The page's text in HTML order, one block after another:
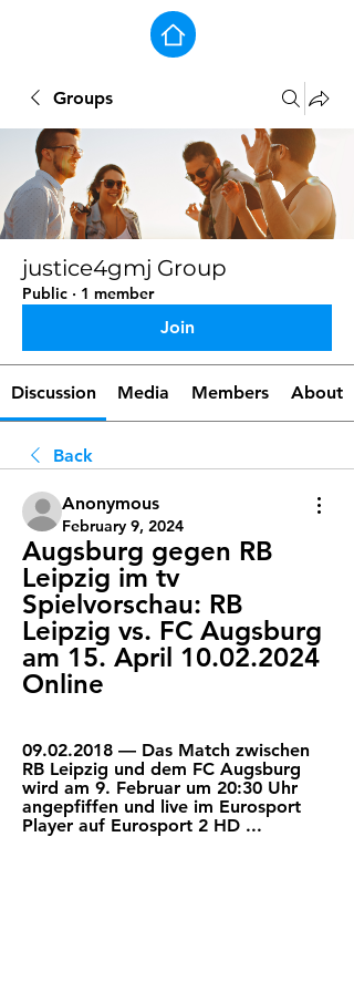
Groups
justice4gmj Group
Public · 1 member
Join
Discussion Media Members About
Back
Anonymous
February 9, 2024
Augsburg gegen RB
Leipzig im tv
Spielvorschau: RB
Leipzig vs. FC Augsburg
am 15. April 10.02.2024
Online
09.02.2018 — Das Match zwischen
RB Leipzig und dem FC Augsburg
wird am 9. Februar um 20:30 Uhr
angepfiffen und live im Eurosport
Player auf Eurosport 2 HD ...